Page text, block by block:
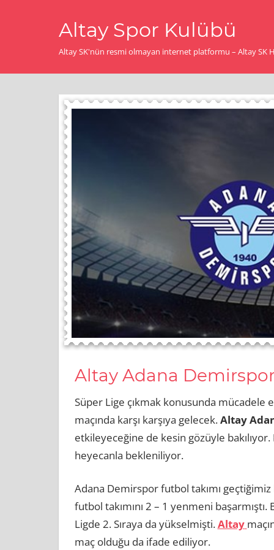
Altay Spor Kulübü
Altay SK'nün resmi olmayan internet platformu – Altay SK
Altay Adana
Süper Lige çıkmak konusunda mücadele
maçında karşı karşıya gelecek.Altay
etkileyeceğine de kesin gözüyle
heyecanla bekleniliyor.
Adana Demirspor futbol takımı
futbol takımını 2 – 1 yenmeni
Ligde 2. Sıraya da yükselmişti.Altay
maç olduğu da ifade ediliyor.